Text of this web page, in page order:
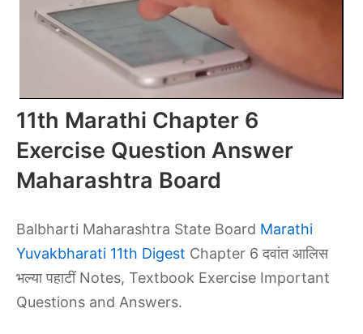
11th Marathi Chapter 6
Exercise Question Answer
Maharashtra Board
Balbharti Maharashtra State Board Marathi
Yuvakbharati 11th Digest Chapter 6 दवांत आलिस
भल्या पहाटीं Notes, Textbook Exercise Important
Questions and Answers.